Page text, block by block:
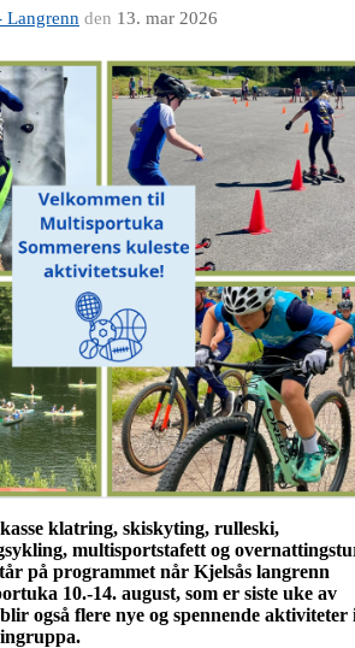
Langrenn den 13. mar 2026
klatring, skiskyting, rulleski,
multisportstafett og
på programmet når Kjelsås langrenn
10.-14. august, som er siste uke av
også flere nye og spennende aktiviteter